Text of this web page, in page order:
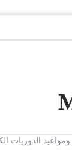
ومواعيد